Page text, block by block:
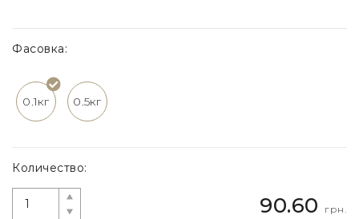
Фасовка:
0.1кг 0.5кг
Количество:
90.60 грн.